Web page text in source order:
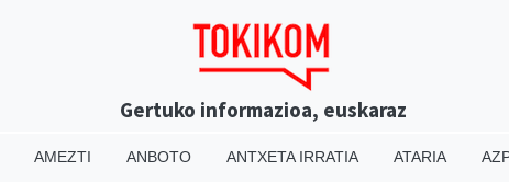
Gertuko informazioa, euskaraz
AMEZTI ANBOTO ANTXETA IRRATIA ATARIA